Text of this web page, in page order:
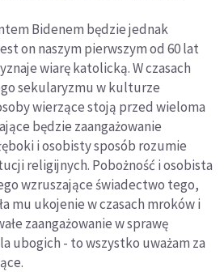
Bidenem będzie jednak
on naszym pierwszym od 60 lat
wiarę katolicką. W czasach
sekularyzmu w kulturze
wierzące stoją przed wieloma
będzie zaangażowanie
i osobisty sposób rozumie
religijnych. Pobożność i osobista
wzruszające świadectwo tego,
mu ukojenie w czasach mroków i
zaangażowanie w sprawę
ubogich - to wszystko uważam za